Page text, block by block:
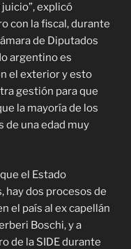
explicó
con la fiscal, durante
de Diputados
argentino es
el exterior y esto
gestión para que
la mayoría de los
de una edad muy
el Estado
hay dos procesos de
el país al ex capellán
Boschi, y a
de la SIDE durante